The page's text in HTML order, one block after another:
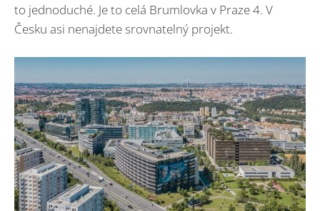
to jednoduché. Je to celá Brumlovka v Praze 4. V
Česku asi nenajdete srovnatelný projekt.